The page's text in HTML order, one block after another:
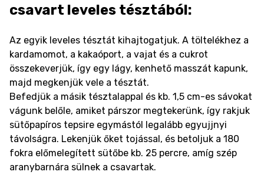
csavart leveles tésztából:
Az egyik leveles tésztát kihajtogatjuk. A töltelékhez a
kardamomot, a kakaóport, a vajat és a cukrot
összekeverjük, így egy lágy, kenhető masszát kapunk,
majd megkenjük vele a tésztát.
Befedjük a másik tésztalappal és kb. 1,5 cm-es sávokat
vágunk belőle, amiket párszor megtekerünk, így rakjuk
sütőpapíros tepsire egymástól legalább egyujjnyi
távolságra. Lekenjük őket tojással, és betoljuk a 180
fokra előmelegített sütőbe kb. 25 percre, amíg szép
aranybarnára sülnek a csavartak.